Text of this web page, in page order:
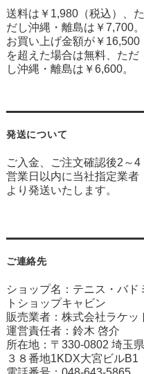
送料は￥1,980（税込）、た
だし沖縄・離島は￥7,700。
お買い上げ金額が￥16,500
を超えた場合は無料、ただ
し沖縄・離島は￥6,600。
発送について
ご入金、ご注文確認後2～4
営業日以内に当社指定業者
より発送いたします。
ご連絡先
ショップ名：テニス・バ
トショップキャビン
販売業者：株式会社ラケッ
運営責任者：鈴木 啓介
所在地：〒330-0802 埼玉
３８番地1KDX大宮ビルB1